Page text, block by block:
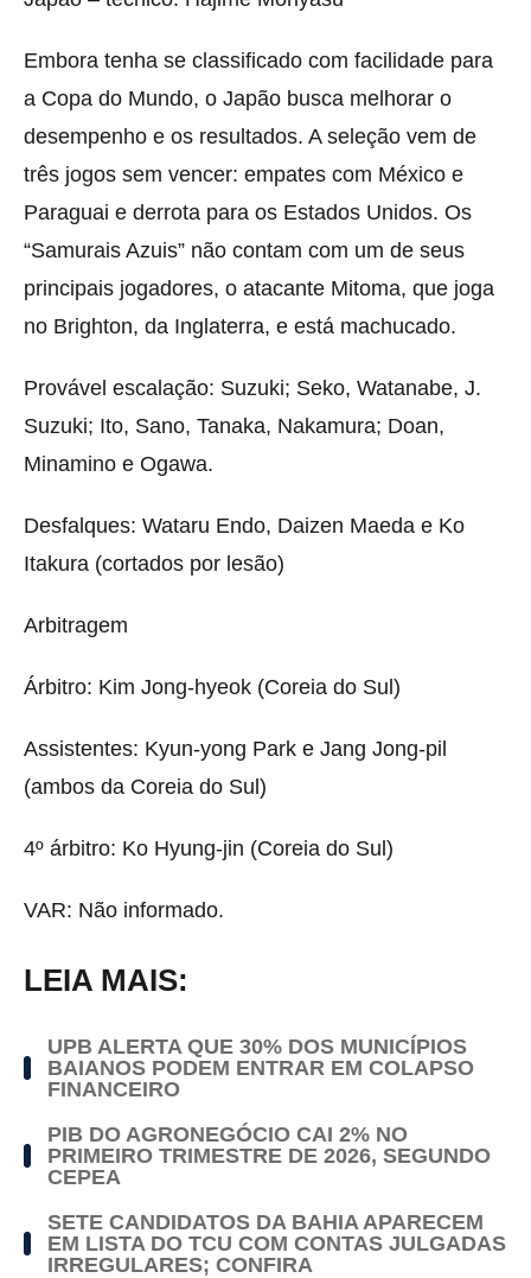
Embora tenha se classificado com facilidade para
a Copa do Mundo, o Japão busca melhorar o
desempenho e os resultados. A seleção vem de
três jogos sem vencer: empates com México e
Paraguai e derrota para os Estados Unidos. Os
“Samurais Azuis” não contam com um de seus
principais jogadores, o atacante Mitoma, que joga
no Brighton, da Inglaterra, e está machucado.
Provável escalação: Suzuki; Seko, Watanabe, J.
Suzuki; Ito, Sano, Tanaka, Nakamura; Doan,
Minamino e Ogawa.
Desfalques: Wataru Endo, Daizen Maeda e Ko
Itakura (cortados por lesão)
Arbitragem
Árbitro: Kim Jong-hyeok (Coreia do Sul)
Assistentes: Kyun-yong Park e Jang Jong-pil
(ambos da Coreia do Sul)
4º árbitro: Ko Hyung-jin (Coreia do Sul)
VAR: Não informado.
LEIA MAIS:
UPB ALERTA QUE 30% DOS MUNICÍPIOS
BAIANOS PODEM ENTRAR EM COLAPSO
FINANCEIRO
PIB DO AGRONEGÓCIO CAI 2% NO
PRIMEIRO TRIMESTRE DE 2026, SEGUNDO
CEPEA
SETE CANDIDATOS DA BAHIA APARECEM
EM LISTA DO TCU COM CONTAS JULGADAS
IRREGULARES; CONFIRA